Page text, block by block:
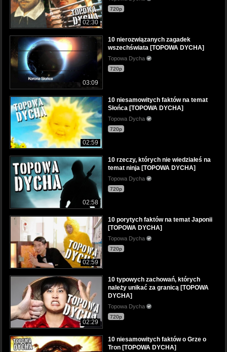
02:30
720p
03:09
10 nierozwiązanych zagadek
wszechświata [TOPOWA DYCHA]
Topowa Dycha
720p
02:59
10 niesamowitych faktów na temat
Słońca [TOPOWA DYCHA]
Topowa Dycha
720p
02:58
10 rzeczy, których nie wiedziałeś na
temat ninja [TOPOWA DYCHA]
Topowa Dycha
720p
02:59
10 porytych faktów na temat Japonii
[TOPOWA DYCHA]
Topowa Dycha
720p
02:29
10 typowych zachowań, których
należy unikać za granicą [TOPOWA
DYCHA]
Topowa Dycha
720p
10 niesamowitych faktów o Grze o
Tron [TOPOWA DYCHA]